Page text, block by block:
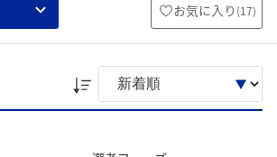
お気に入り (17)